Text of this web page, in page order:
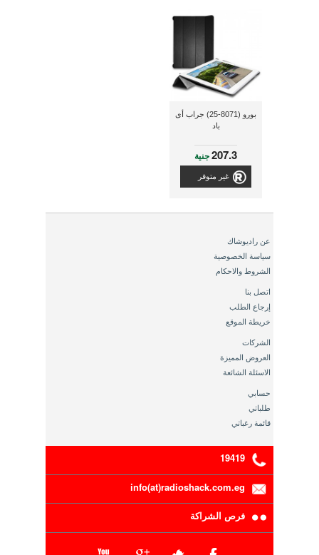
بورو (8071-25) جراب أى
باد
207.3جنية
غير متوفر
عن راديوشاك
سياسة الخصوصية
الشروط والاحكام
اتصل بنا
إرجاع الطلب
خريطة الموقع
الشركات
العروض المميزة
الاسئلة الشائعة
حسابي
طلباتي
قائمة رغباتي
19419
info(at)radioshack.com.eg
فرص الشراكة